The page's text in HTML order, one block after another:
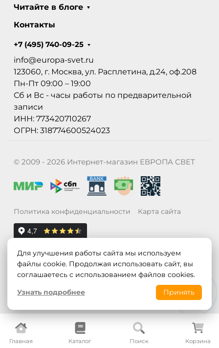
Главная Каталог Поиск Корзина
Читайте в блоге
Контакты
+7 (495) 740-09-25
info@europa-svet.ru
123060, г. Москва, ул. Расплетина, д.24, оф.208
Пн-Пт 09:00 – 19:00
Сб и Вс - часы работы по предварительной
записи
ИНН: 773420710267
ОГРН: 318774600524023
© 2009 - 2026 Интернет-магазин ЕВРОПА СВЕТ
Политика конфиденциальности Карта сайта
Для улучшения работы сайта мы используем
файлы cookie. Продолжая использовать сайт, вы
соглашаетесь с использованием файлов cookies.
Узнать подробнее
Принять